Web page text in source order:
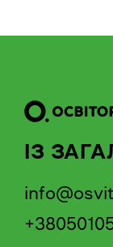
ІЗ